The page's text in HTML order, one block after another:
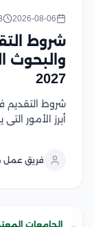
2026-08-06
13
شروط
والبحوث
2027
شروط التقديم
أبرز الأمور
المطلوبة،
فريق عمل
الجامعات